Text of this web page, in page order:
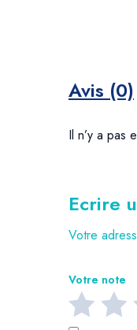
Avis (0)
Il n’y a pas
Ecrire
Votre
Votre note